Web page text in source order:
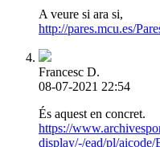
A veure si ara si,
http://pares.mcu.es/
Francesc D.
08-07-2021 22:54
És aquest en concret.
https://
display/-/ead/pl/